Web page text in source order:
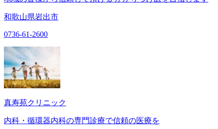
和歌山県岩出市
0736-61-2600
真寿苑クリニック
内科・循環器内科の専門診療で信頼の医療を